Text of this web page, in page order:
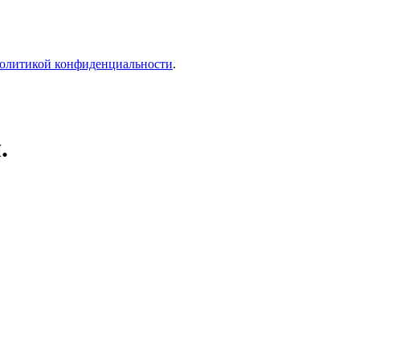
конфиденциальности.